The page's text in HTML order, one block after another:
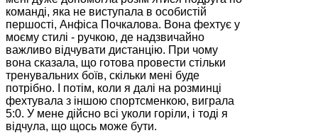
команді, яка не виступала в особистій
першості, Анфіса Почкалова. Вона фехтує у
моєму стилі - ручкою, де надзвичайно
важливо відчувати дистанцію. При чому
вона сказала, що готова провести стільки
тренувальних боїв, скільки мені буде
потрібно. І потім, коли я далі на розминці
фехтувала з іншою спортсменкою, виграла
5:0. У мене дійсно всі уколи горіли, і тоді я
відчула, що щось може бути.